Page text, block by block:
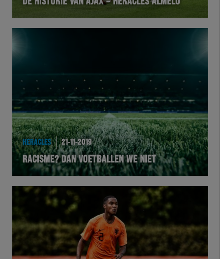
Futsal
eSports
Academie
HERACLES 21-11-2019
RACISME? DAN VOETBALLEN WE NIET